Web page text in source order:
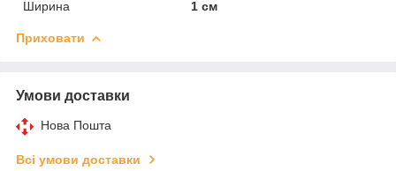
Ширина
1 см
Приховати
Умови доставки
Нова Пошта
Всі умови доставки